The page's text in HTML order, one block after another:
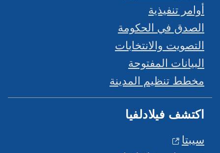
أوامر تنفيذية
الصدق في الحكومة
التصويت والانتخابات
البيانات المفتوحة
مخطط تنظيم المدينة
اكتشف فيلادلفيا
سيبتا